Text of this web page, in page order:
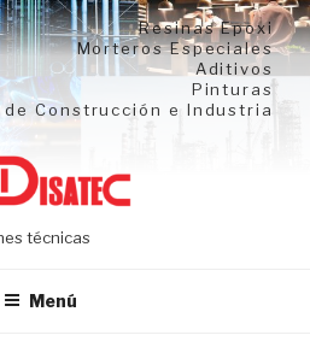
Resinas Epoxi
Morteros Especiales
Aditivos
Pinturas
Construcción e Industria
técnicas
Menú